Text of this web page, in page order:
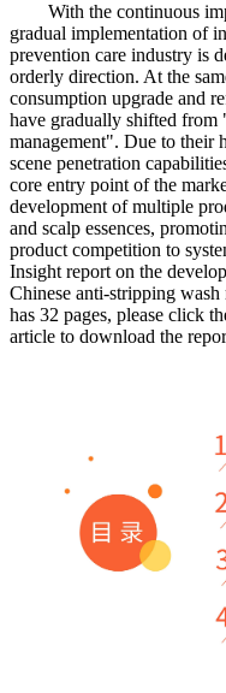
With the continuous
gradual implementation of
prevention care industry is
orderly direction. At the
consumption upgrade and
have gradually shifted
management". Due to their
scene penetration
core entry point of the
development of multiple
and scalp essences,
product competition to
Insight report on the
Chinese anti-stripping
has 32 pages, please click
article to download the